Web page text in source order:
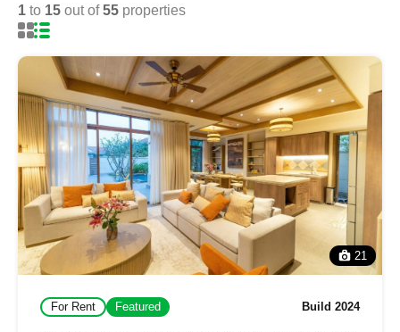
1 to 15 out of55 properties
21
For Rent Featured Build 2024